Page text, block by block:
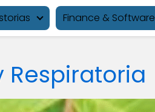
Finance & Software
Respiratoria